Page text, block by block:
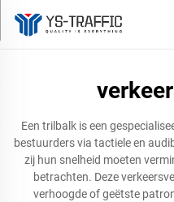
Een trilbalk is een
bestuurders via tactiele en
zij hun snelheid moeten
betrachten. Deze
verhoogde of geëtste